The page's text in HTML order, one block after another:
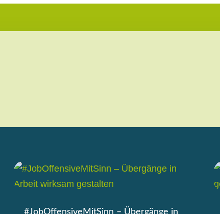
#JobOffensiveMitSinn – Übergänge in